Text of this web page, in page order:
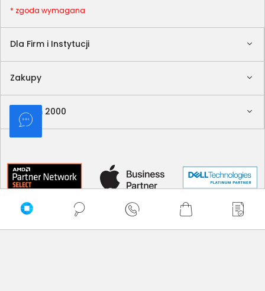
Dla Firm i Instytucji
Zakupy
Delkom 2000
* zgoda wymagana